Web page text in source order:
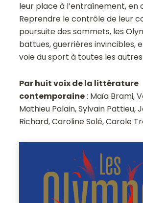
leur place à l’entraînement, en
Reprendre le contrôle de leur
poursuite des sommets, les
battues, guerrières invincibles,
voie du sport à toutes les
Par huit voix de la littérature
contemporaine: Maïa Brami,
Mathieu Palain, Sylvain Pattieu,
Richard, Caroline Solé, Carole